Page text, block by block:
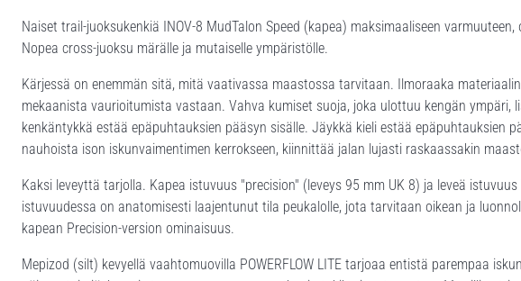
Naiset trail-juoksukenkiä INOV-8 MudTalon Speed (kapea) maksimaaliseen
Nopea cross-juoksu märälle ja mutaiselle ympäristölle.
Kärjessä on enemmän sitä, mitä vaativassa maastossa tarvitaan. Ilmoraaka
mekaanista vaurioitumista vastaan. Vahva kumiset suoja, joka ulottuu kengän ympäri,
kenkäntykkä estää epäpuhtauksien pääsyn sisälle. Jäykkä kieli estää epäpuhtauksien
nauhoista ison iskunvaimentimen kerrokseen, kiinnittää jalan lujasti raskaassakin
Kaksi leveyttä tarjolla. Kapea istuvuus "precision" (leveys 95 mm UK 8) ja leveä
istuvuudessa on anatomisesti laajentunut tila peukalolle, jota tarvitaan oikean ja
kapean Precision-version ominaisuus.
Mepizod (silt) kevyellä vaahtomuovilla POWERFLOW LITE tarjoaa entistä parempaa